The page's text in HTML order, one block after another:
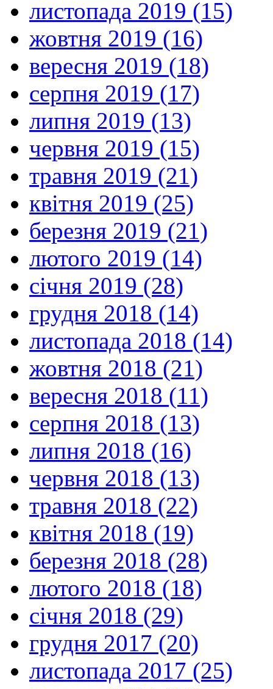
листопада 2019 (15)
жовтня 2019 (16)
вересня 2019 (18)
серпня 2019 (17)
липня 2019 (13)
червня 2019 (15)
травня 2019 (21)
квітня 2019 (25)
березня 2019 (21)
лютого 2019 (14)
січня 2019 (28)
грудня 2018 (14)
листопада 2018 (14)
жовтня 2018 (21)
вересня 2018 (11)
серпня 2018 (13)
липня 2018 (16)
червня 2018 (13)
травня 2018 (22)
квітня 2018 (19)
березня 2018 (28)
лютого 2018 (18)
січня 2018 (29)
грудня 2017 (20)
листопада 2017 (25)